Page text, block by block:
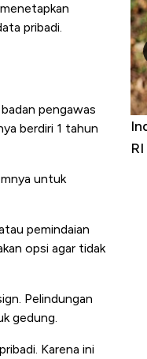
pribadi.
pengawas
berdiri 1 tahun
untuk
pemindaian
opsi agar tidak
Pelindungan
gedung.
Karena ini
Furniture &
RI